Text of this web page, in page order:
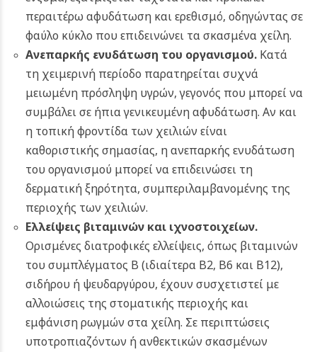
περαιτέρω αφυδάτωση και ερεθισμό, οδηγώντας σε
φαύλο κύκλο που επιδεινώνει τα σκασμένα χείλη.
Ανεπαρκής ενυδάτωση του οργανισμού. Κατά
τη χειμερινή περίοδο παρατηρείται συχνά
μειωμένη πρόσληψη υγρών, γεγονός που μπορεί να
συμβάλει σε ήπια γενικευμένη αφυδάτωση. Αν και
η τοπική φροντίδα των χειλιών είναι
καθοριστικής σημασίας, η ανεπαρκής ενυδάτωση
του οργανισμού μπορεί να επιδεινώσει τη
δερματική ξηρότητα, συμπεριλαμβανομένης της
περιοχής των χειλιών.
Ελλείψεις βιταμινών και ιχνοστοιχείων.
Ορισμένες διατροφικές ελλείψεις, όπως βιταμινών
του συμπλέγματος Β (ιδιαίτερα Β2, Β6 και Β12),
σιδήρου ή ψευδαργύρου, έχουν συσχετιστεί με
αλλοιώσεις της στοματικής περιοχής και
εμφάνιση ρωγμών στα χείλη. Σε περιπτώσεις
υποτροπιαζόντων ή ανθεκτικών σκασμένων